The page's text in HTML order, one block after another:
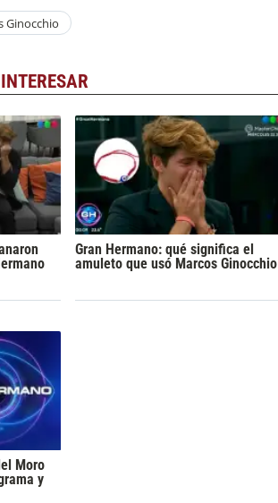
Ginocchio
Gran Hermano: qué significa el
amuleto que usó Marcos Ginocchio
Moro
y